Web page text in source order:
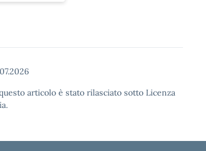
articolo è stato rilasciato sotto Licenza